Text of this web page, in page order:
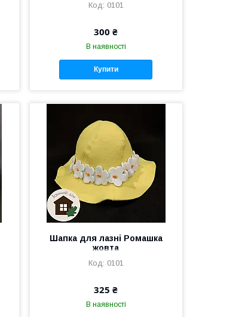
0101
300 ₴
В наявності
Купити
Шапка для лазні Ромашка
жовта
0101
325 ₴
В наявності